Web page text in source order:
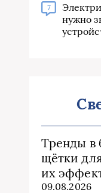
7
нужно
Тренды в
щётки
их
09.08.2026